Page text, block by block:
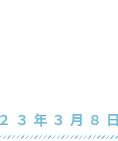
３年３月